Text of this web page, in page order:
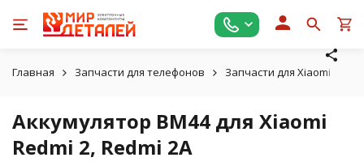
Главная Запчасти для телефонов Запчасти для Xiaomi
Аккумулятор BM44 для Xiaomi
Redmi 2, Redmi 2A